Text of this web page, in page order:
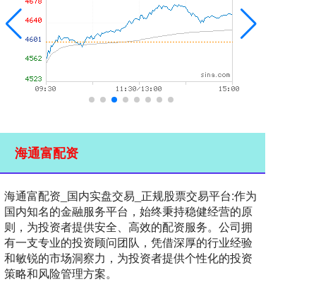
海通富配资
海通富配资_国内实盘交易_正规股票交易平台:作为
国内知名的金融服务平台，始终秉持稳健经营的原
则，为投资者提供安全、高效的配资服务。公司拥
有一支专业的投资顾问团队，凭借深厚的行业经验
和敏锐的市场洞察力，为投资者提供个性化的投资
策略和风险管理方案。